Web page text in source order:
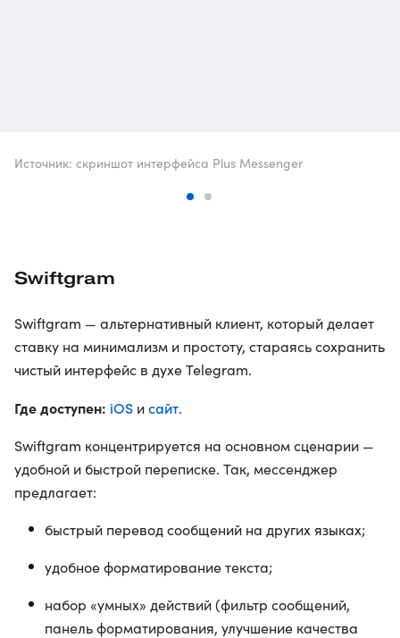
Источник: скриншот интерфейса Plus Messenger
Swiftgram
Swiftgram — альтернативный клиент, который делает
ставку на минимализм и простоту, стараясь сохранить
чистый интерфейс в духе Telegram.
Где доступен: iOS исайт.
Swiftgram концентрируется на основном сценарии —
удобной и быстрой переписке. Так, мессенджер
предлагает:
быстрый перевод сообщений на других языках;
удобное форматирование текста;
набор «умных» действий (фильтр сообщений,
панель форматирования, улучшение качества